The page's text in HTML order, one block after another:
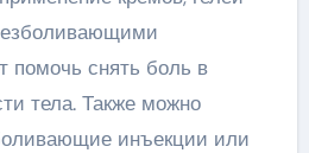
помочь снять боль в
тела. Также можно
инъекции или